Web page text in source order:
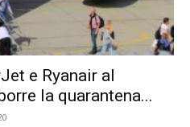
e Ryanair al
la quarantena...